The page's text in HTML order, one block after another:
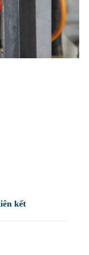
kết